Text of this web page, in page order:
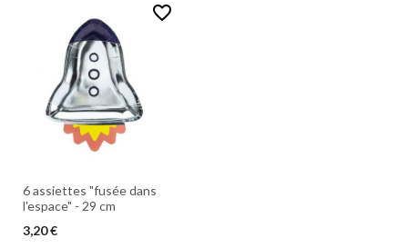
favorite_border
6 assiettes "fusée dans
l'espace" - 29 cm
3,20 €